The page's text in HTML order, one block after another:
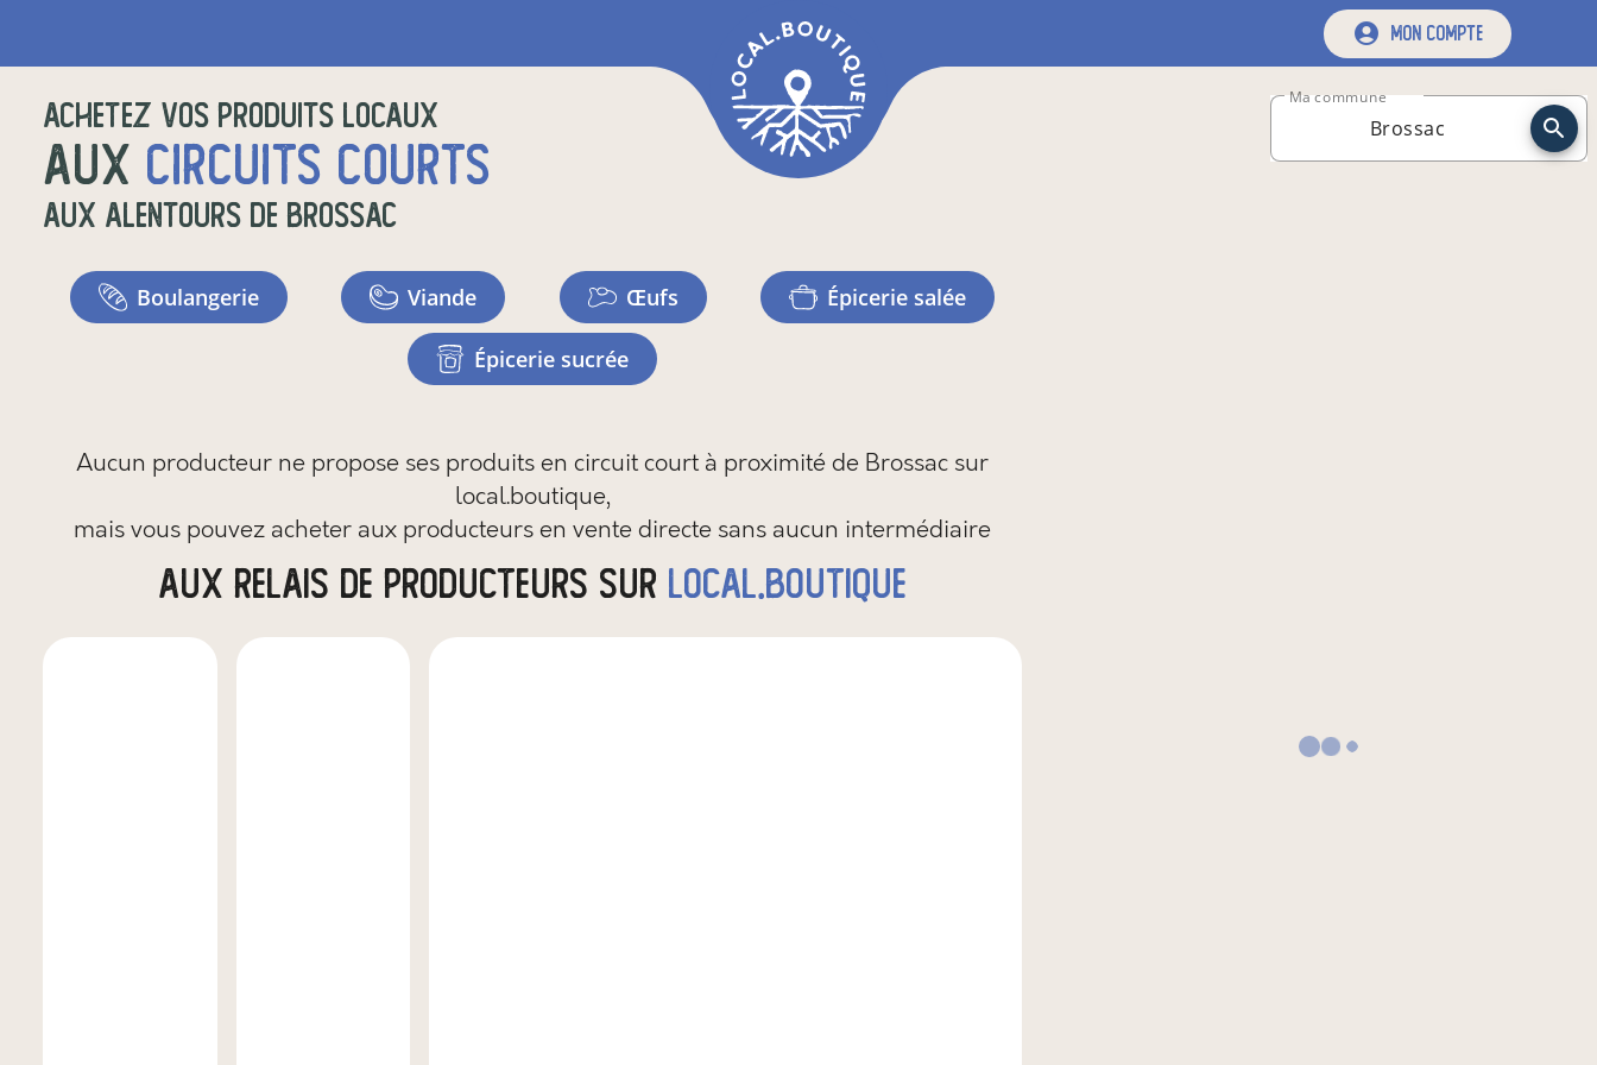
mon compte
Achetez vos produits locaux
aux circuits courts
aux alentours de Brossac
Ma commune
boulangerie viande œufs épicerie salée
épicerie sucrée
Aucun producteur ne propose ses produits en circuit court à proximité de Brossac sur
local.boutique,
mais vous pouvez acheter aux producteurs en vente directe sans aucun intermédiaire
aux relais de producteurs sur local.boutique